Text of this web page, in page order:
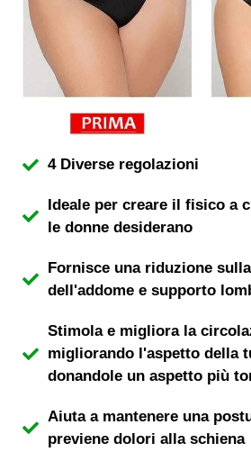
4 Diverse regolazioni
Ideale per creare il fisico a
le donne desiderano
Fornisce una riduzione
dell'addome e supporto
Stimola e migliora la
migliorando l'aspetto della
donandole un aspetto più
Aiuta a mantenere una
previene dolori alla schiena